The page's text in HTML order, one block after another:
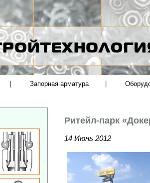
Запорная арматура
Ритейл-парк
14 Июнь 2012